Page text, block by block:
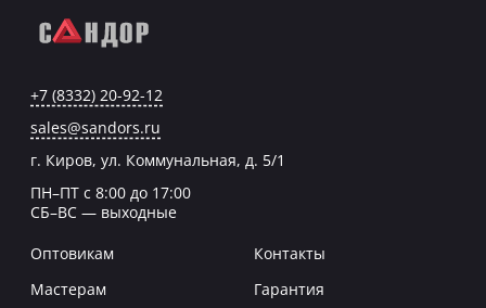
+7 (8332) 20-92-12
sales@sandors.ru
г. Киров, ул. Коммунальная, д. 5/1
ПН–ПТ с 8:00 до 17:00
СБ–ВС — выходные
Оптовикам
Мастерам
Контакты
Гарантия